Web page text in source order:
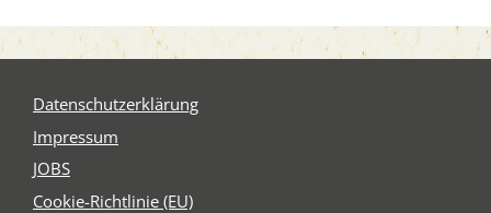
Daten­schutz­er­klä­rung
Impres­sum
JOBS
Coo­kie-Rich­t­­li­­nie (EU)